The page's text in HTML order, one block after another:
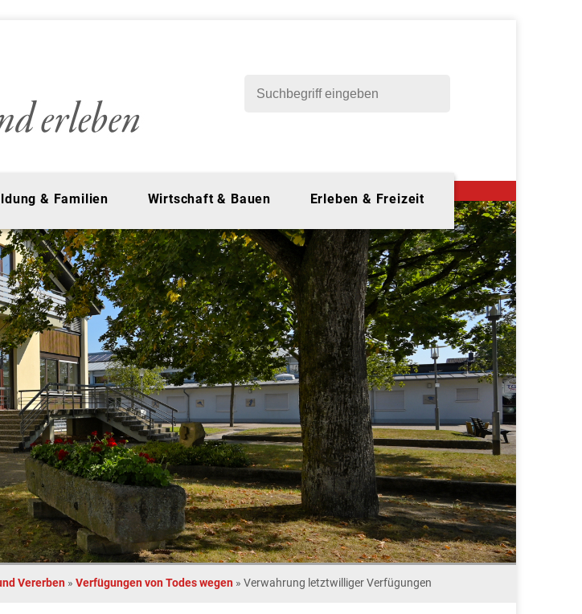
& Familien Wirtschaft & Bauen Erleben & Freizeit
Vererben » Verfügungen von Todes wegen » Verwahrung letztwilliger Verfügungen